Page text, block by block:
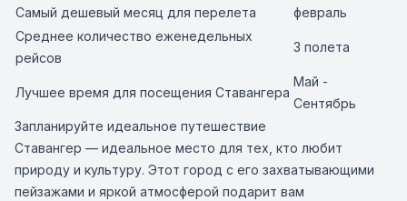
Самый дешевый месяц для перелета
февраль
Среднее количество еженедельных
рейсов
3 полета
Лучшее время для посещения Ставангера
Май -
Сентябрь
Запланируйте идеальное путешествие
Ставангер — идеальное место для тех, кто любит
природу и культуру. Этот город с его захватывающими
пейзажами и яркой атмосферой подарит вам